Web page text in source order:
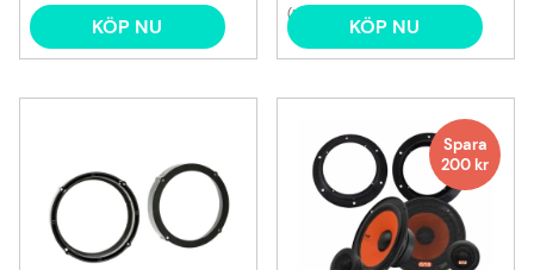
KÖP NU (1) KÖP NU
Spara
200kr